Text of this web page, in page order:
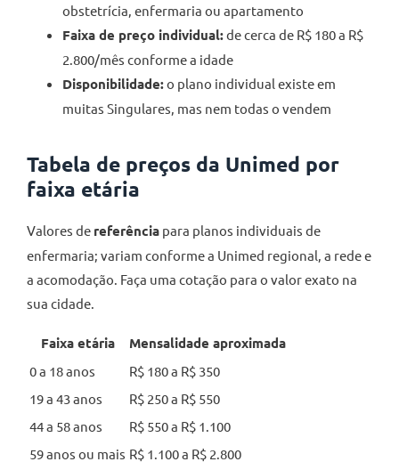
obstetrícia, enfermaria ou apartamento
Faixa de preço individual:de cerca de R$ 180 a R$
2.800/mês conforme a idade
Disponibilidade:o plano individual existe em
muitas Singulares, mas nem todas o vendem
Tabela de preços da Unimed por
faixa etária
Valores de referência para planos individuais de
enfermaria; variam conforme a Unimed regional, a rede e
a acomodação. Faça uma cotação para o valor exato na
sua cidade.
Faixa etária Mensalidade aproximada
0 a 18 anos
R$ 180 a R$ 350
19 a 43 anos
R$ 250 a R$ 550
44 a 58 anos
R$ 550 a R$ 1.100
59 anos ou mais R$ 1.100 a R$ 2.800